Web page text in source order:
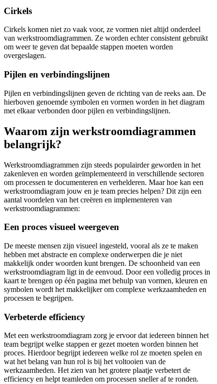
Cirkels
Cirkels komen niet zo vaak voor, ze vormen niet altijd onderdeel
van werkstroomdiagrammen. Ze worden echter consistent gebruikt
om weer te geven dat bepaalde stappen moeten worden
overgeslagen.
Pijlen en verbindingslijnen
Pijlen en verbindingslijnen geven de richting van de reeks aan. De
hierboven genoemde symbolen en vormen worden in het diagram
met elkaar verbonden door pijlen en verbindingslijnen.
Waarom zijn werkstroomdiagrammen
belangrijk?
Werkstroomdiagrammen zijn steeds populairder geworden in het
zakenleven en worden geïmplementeerd in verschillende sectoren
om processen te documenteren en verhelderen. Maar hoe kan een
werkstroomdiagram jouw en je team precies helpen? Dit zijn een
aantal voordelen van het creëren en implementeren van
werkstroomdiagrammen:
Een proces visueel weergeven
De meeste mensen zijn visueel ingesteld, vooral als ze te maken
hebben met abstracte en complexe onderwerpen die je niet
makkelijk onder woorden kunt brengen. De schoonheid van een
werkstroomdiagram ligt in de eenvoud. Door een volledig proces in
kaart te brengen op één pagina met behulp van vormen, kleuren en
symbolen wordt het makkelijker om complexe werkzaamheden en
processen te begrijpen.
Verbeterde efficiency
Met een werkstroomdiagram zorg je ervoor dat iedereen binnen het
team begrijpt welke stappen er gezet moeten worden binnen het
proces. Hierdoor begrijpt iedereen welke rol ze moeten spelen en
wat het belang van hun rol is bij het voltooien van de
werkzaamheden. Het zien van het grotere plaatje verbetert de
efficiency en helpt teamleden om processen sneller af te ronden.